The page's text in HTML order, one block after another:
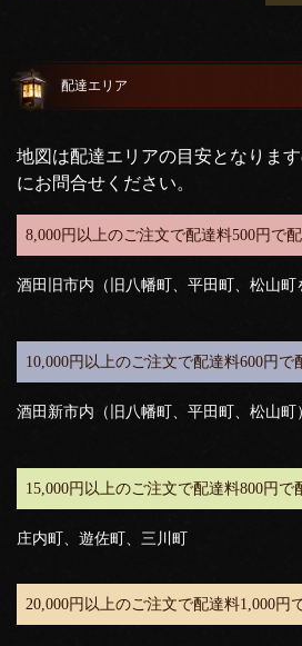
配達エリア
地図は配達エリアの目安となりま
にお問合せください。
8,000円以上のご注文で配達料500円で
酒田旧市内（旧八幡町、平田町、松山町
10,000円以上のご注文で配達料600円で
酒田新市内（旧八幡町、平田町、松山町
15,000円以上のご注文で配達料800円で
庄内町、遊佐町、三川町
20,000円以上のご注文で配達料1,000円